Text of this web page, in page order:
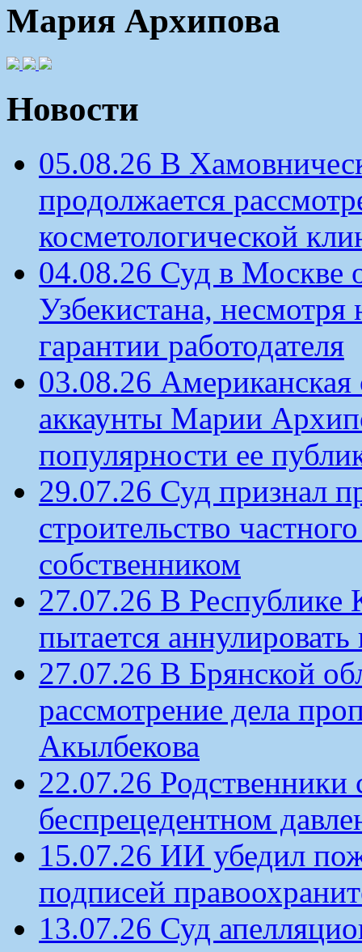
Мария Архипова
Новости
05.08.26 В
продолжается
косметологической
04.08.26 Суд в Москве
Узбекистана,
гарантии работодателя
03.08.26 Американская
аккаунты Марии
популярности ее
29.07.26 Суд признал
строительство
собственником
27.07.26 В
пытается аннулировать
27.07.26 В Брянской
рассмотрение дела
Акылбекова
22.07.26
беспрецедентном
15.07.26 ИИ убедил
подписей
13.07.26 Суд